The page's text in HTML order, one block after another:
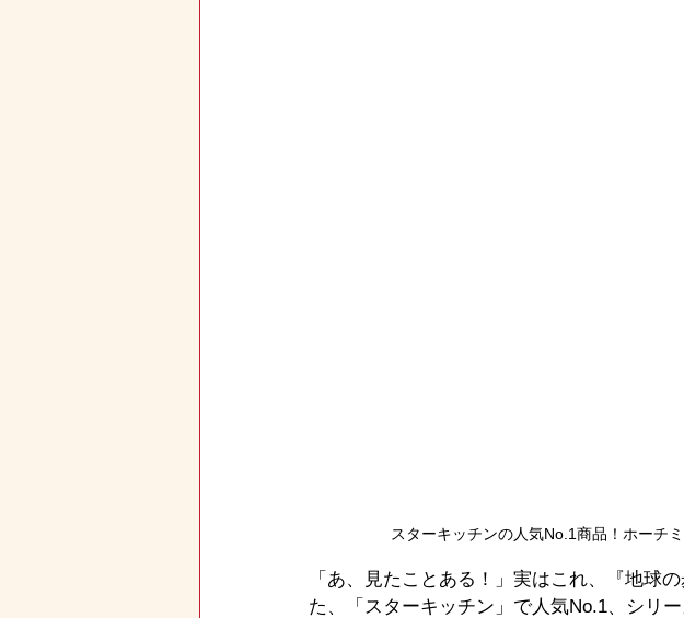
スターキッチンの人気No.1商品！ホーチ
「あ、見たことある！」実はこれ、『地球
た、「スターキッチン」で人気No.1、シリ